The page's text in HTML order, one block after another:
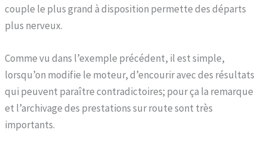
couple le plus grand à disposition permette des départs
plus nerveux.
Comme vu dans l’exemple précédent, il est simple,
lorsqu’on modifie le moteur, d’encourir avec des résultats
qui peuvent paraître contradictoires; pour ça la remarque
et l’archivage des prestations sur route sont très
importants.